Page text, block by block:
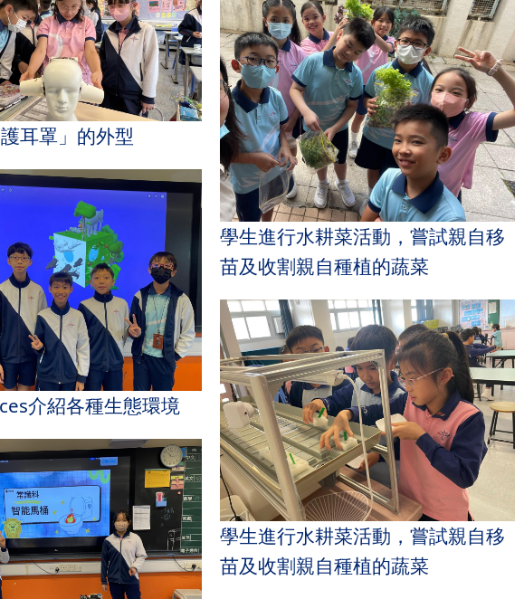
耳罩」的外型
介紹各種生態環境
學生進行水耕菜活動，嘗試親自移
苗及收割親自種植的蔬菜
學生進行水耕菜活動，嘗試親自移
苗及收割親自種植的蔬菜